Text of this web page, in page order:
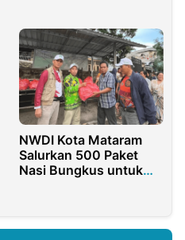
Kejadiannya
NWDI Kota Mataram
Salurkan 500 Paket
Nasi Bungkus untuk